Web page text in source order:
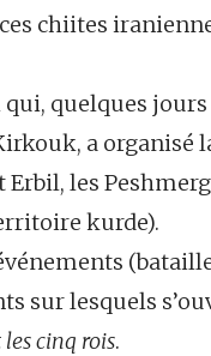
chiites
qui, quelques
a organisé
les
kurde).
sur lesquels
les cinq rois.